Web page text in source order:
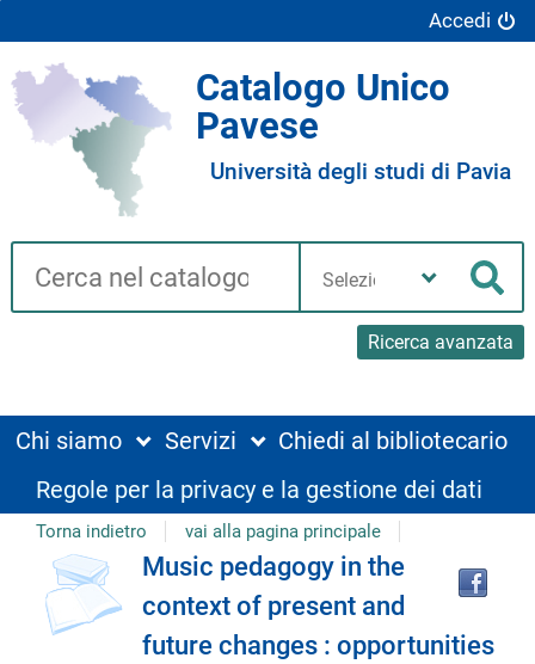
Accedi
Catalogo Unico
Pavese
Università degli studi di Pavia
Cerca su "Catalogo"
Ricerca avanzata
biblioteca
Chi siamo Servizi
Chiedi al bibliotecario
Regole per la privacy e la gestione dei dati
Torna indietro vai alla pagina principale
Dettaglio
del
Music pedagogy in the
context of present and
future changes : opportunities